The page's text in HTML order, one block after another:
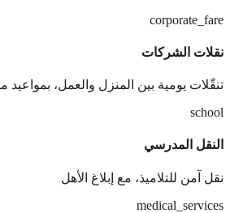
corporate_fare
نقلات الشركات
تنقّلات يومية بين المنزل والعمل، بمواعيد
school
النقل المدرسي
نقل آمن للتلاميذ، مع إبلاغ الأهل
medical_services